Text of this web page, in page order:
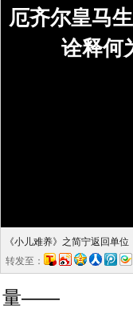
厄齐尔皇马
诠释何
《小儿难养》之简宁返回单位
转发至：
量——